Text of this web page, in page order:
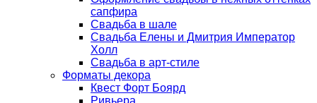
сапфира
Свадьба в шале
Свадьба Елены и Дмитрия Император
Холл
Свадьба в арт-стиле
Форматы декора
Квест Форт Боярд
Ривьера